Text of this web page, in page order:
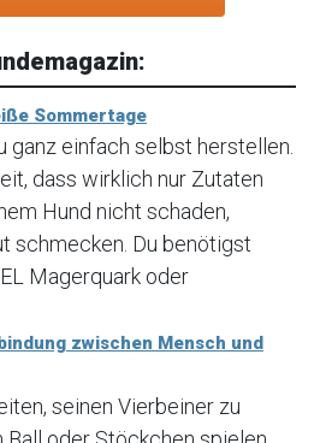
Sommertage
ganz einfach selbst herstellen.
dass wirklich nur Zutaten
Hund nicht schaden,
schmecken. Du benötigst
Magerquark oder
zwischen Mensch und
seinen Vierbeiner zu